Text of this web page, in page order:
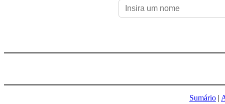
Sumário |